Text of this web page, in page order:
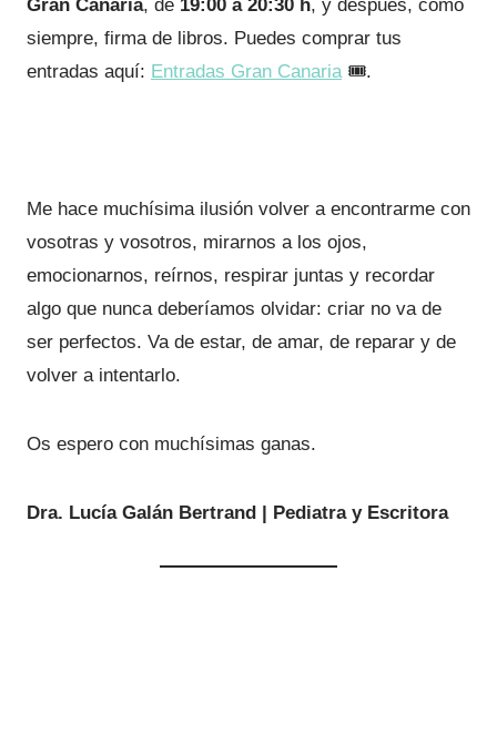
Gran Canaria, de 19:00 a 20:30 h, y después, como
siempre, firma de libros. Puedes comprar tus
entradas aquí: Entradas Gran Canaria🎟️.
Me hace muchísima ilusión volver a encontrarme con
vosotras y vosotros, mirarnos a los ojos,
emocionarnos, reírnos, respirar juntas y recordar
algo que nunca deberíamos olvidar: criar no va de
ser perfectos. Va de estar, de amar, de reparar y de
volver a intentarlo.
Os espero con muchísimas ganas.
Dra. Lucía Galán Bertrand | Pediatra y Escritora